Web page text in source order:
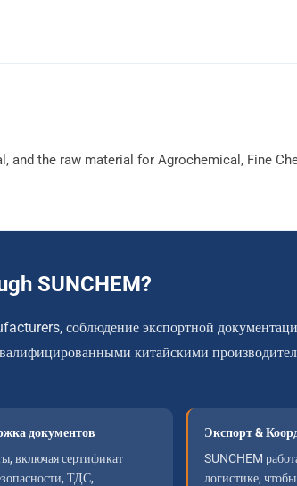
, and the raw material for Agrochemical , Fine
SUNCHEM?
, соблюдение экспортной
китайскими
документов
включая сертификат
ТДС,
Экспорт &
SUNCHEM
логистике,